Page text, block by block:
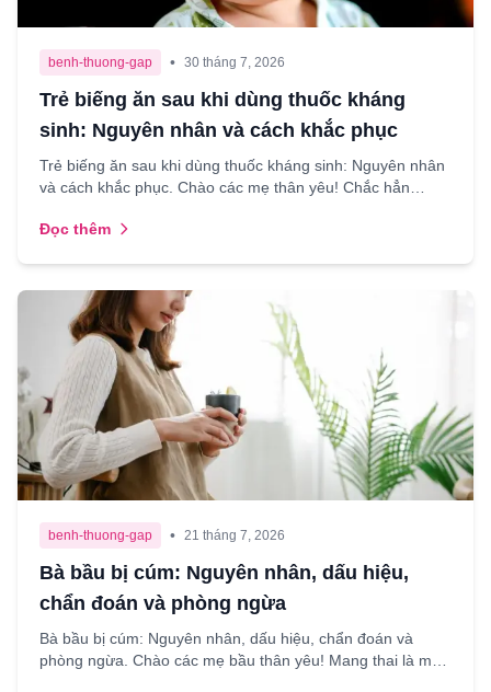
benh-thuong-gap • 30 tháng 7, 2026
Trẻ biếng ăn sau khi dùng thuốc kháng
sinh: Nguyên nhân và cách khắc phục
Trẻ biếng ăn sau khi dùng thuốc kháng sinh: Nguyên nhân
và cách khắc phục. Chào các mẹ thân yêu! Chắc hẳn
Đọc thêm
benh-thuong-gap • 21 tháng 7, 2026
Bà bầu bị cúm: Nguyên nhân, dấu hiệu,
chẩn đoán và phòng ngừa
Bà bầu bị cúm: Nguyên nhân, dấu hiệu, chẩn đoán và
phòng ngừa. Chào các mẹ bầu thân yêu! Mang thai là một